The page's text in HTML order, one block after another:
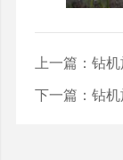
上一篇： 钻
下一篇： 钻